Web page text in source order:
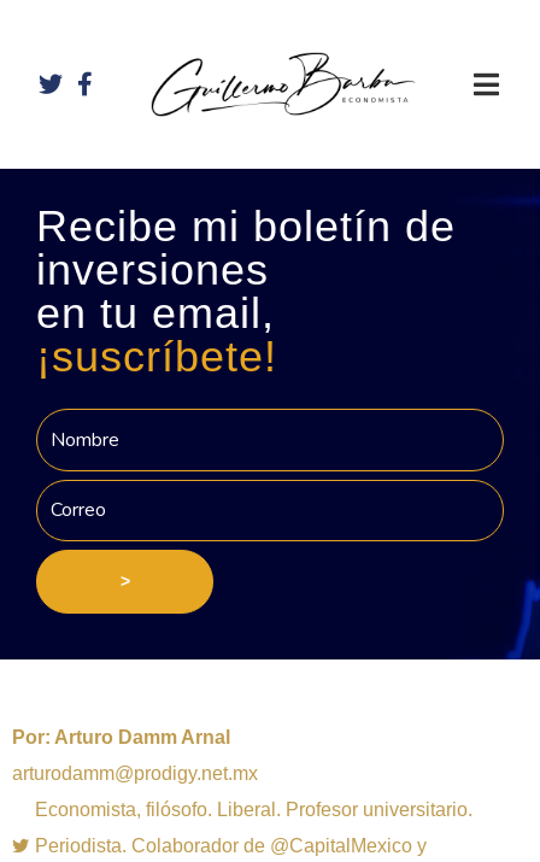
Recibe mi boletín de
inversiones
en tu email,
¡suscríbete!
>
Por: Arturo Damm Arnal
arturodamm@prodigy.net.mx
Economista, filósofo. Liberal. Profesor universitario.
Periodista. Colaborador de @CapitalMexico y